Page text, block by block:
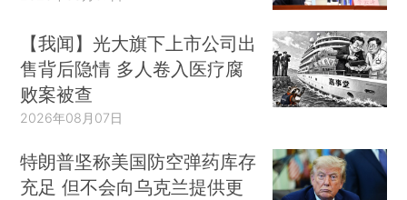
【我闻】光大旗下上市公司出
售背后隐情 多人卷入医疗腐
败案被查
2026年08月07日
特朗普坚称美国防空弹药库存
充足 但不会向乌克兰提供更